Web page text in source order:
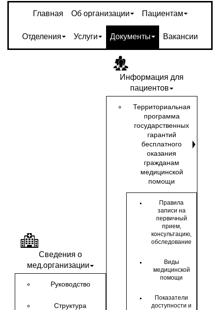
Главная Об организации Пациентам
Отделения Услуги Документы Вакансии
Сведения о
мед.организации
Руководство
Структура
Информация для
пациентов
Территориальная
программа
государственных
гарантий
бесплатного
оказания
гражданам
медицинской
помощи
Правила
записи на
первичный
прием,
консультацию,
обследование
Виды
медицинской
помощи
Показатели
доступности и